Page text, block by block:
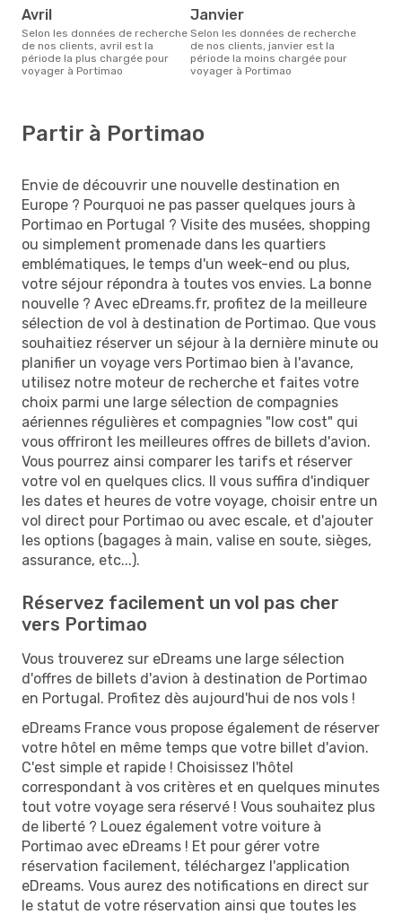
avril
Selon les données de recherche
de nos clients, avril est la
période la plus chargée pour
voyager à Portimao
janvier
Selon les données de recherche
de nos clients, janvier est la
période la moins chargée pour
voyager à Portimao
Partir à Portimao
Envie de découvrir une nouvelle destination en
Europe ? Pourquoi ne pas passer quelques jours à
Portimao en Portugal ? Visite des musées, shopping
ou simplement promenade dans les quartiers
emblématiques, le temps d'un week-end ou plus,
votre séjour répondra à toutes vos envies. La bonne
nouvelle ? Avec eDreams.fr, profitez de la meilleure
sélection de vol à destination de Portimao. Que vous
souhaitiez réserver un séjour à la dernière minute ou
planifier un voyage vers Portimao bien à l'avance,
utilisez notre moteur de recherche et faites votre
choix parmi une large sélection de compagnies
aériennes régulières et compagnies "low cost" qui
vous offriront les meilleures offres de billets d'avion.
Vous pourrez ainsi comparer les tarifs et réserver
votre vol en quelques clics. Il vous suffira d'indiquer
les dates et heures de votre voyage, choisir entre un
vol direct pour Portimao ou avec escale, et d'ajouter
les options (bagages à main, valise en soute, sièges,
assurance, etc...).
Réservez facilement un vol pas cher
vers Portimao
Vous trouverez sur eDreams une large sélection
d'offres de billets d'avion à destination de Portimao
en Portugal. Profitez dès aujourd'hui de nos vols !
eDreams France vous propose également de réserver
votre hôtel en même temps que votre billet d'avion.
C'est simple et rapide ! Choisissez l'hôtel
correspondant à vos critères et en quelques minutes
tout votre voyage sera réservé ! Vous souhaitez plus
de liberté ? Louez également votre voiture à
Portimao avec eDreams ! Et pour gérer votre
réservation facilement, téléchargez l'application
eDreams. Vous aurez des notifications en direct sur
le statut de votre réservation ainsi que toutes les